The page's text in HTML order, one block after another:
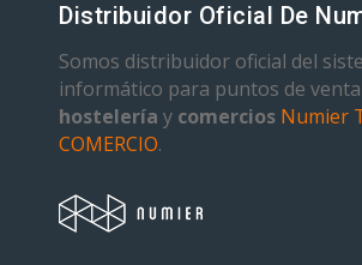
Distribuidor Oficial De
Somos distribuidor oficial del
informático para puntos de
hostelería y comercios Numier
COMERCIO.